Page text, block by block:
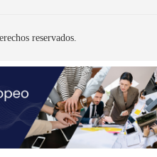
reservados.